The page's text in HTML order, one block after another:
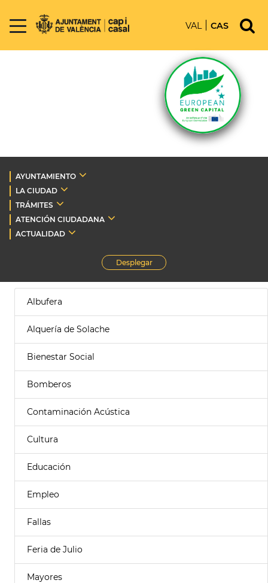
VAL CAS
AYUNTAMIENTO
LA CIUDAD
TRÁMITES
ATENCIÓN CIUDADANA
ACTUALIDAD
Desplegar
Albufera
Alquería de Solache
Bienestar Social
Bomberos
Contaminación Acústica
Cultura
Educación
Empleo
Fallas
Feria de Julio
Mayores